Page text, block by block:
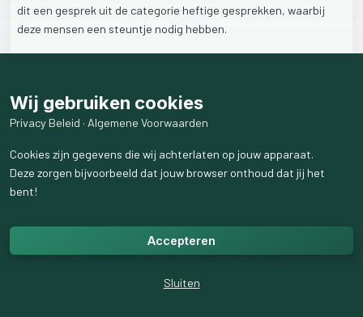
dit een gesprek uit de categorie heftige gesprekken, waarbij
deze mensen een steuntje nodig hebben.
Wij gebruiken cookies
Privacy Beleid · Algemene Voorwaarden
Cookies zijn gegevens die wij achterlaten op jouw apparaat.
Deze zorgen bijvoorbeeld dat jouw browser onthoud dat jij het
bent!
Accepteren
Sluiten